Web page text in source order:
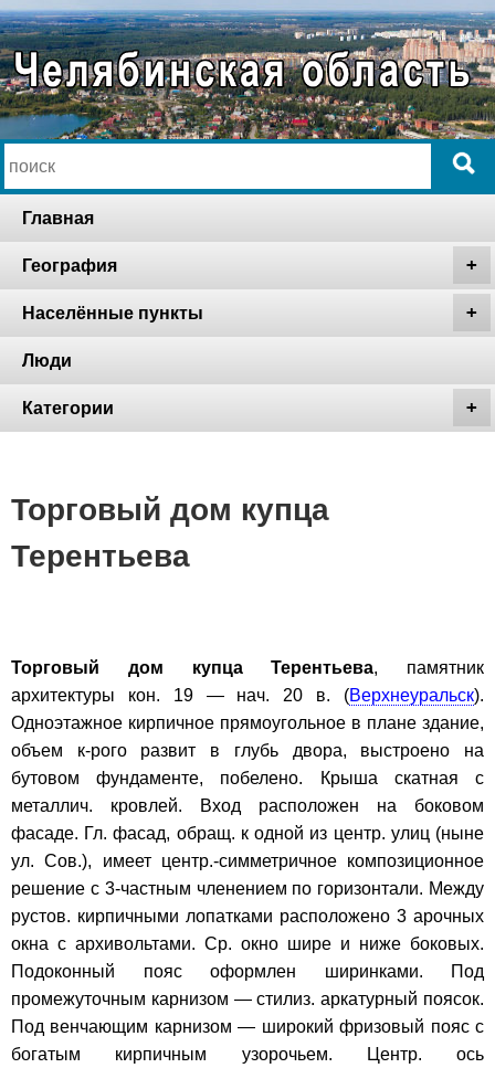
Главная
География
Населённые пункты
Люди
Категории
Торговый дом купца
Терентьева
Торговый дом купца Терентьева, памятник
архитектуры кон. 19 — нач. 20 в. (Верхнеуральск).
Одноэтажное кирпичное прямоугольное в плане здание,
объем к-рого развит в глубь двора, выстроено на
бутовом фундаменте, побелено. Крыша скатная с
металлич. кровлей. Вход расположен на боковом
фасаде. Гл. фасад, обращ. к одной из центр. улиц (ныне
ул. Сов.), имеет центр.-симметричное композиционное
решение с 3-частным членением по горизонтали. Между
рустов. кирпичными лопатками расположено 3 арочных
окна с архивольтами. Ср. окно шире и ниже боковых.
Подоконный пояс оформлен ширинками. Под
промежуточным карнизом — стилиз. аркатурный поясок.
Под венчающим карнизом — широкий фризовый пояс с
богатым кирпичным узорочьем. Центр. ось